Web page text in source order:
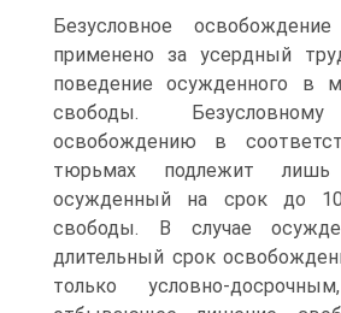
Безусловное
применено за усердный
поведение осужденного в
свободы.
освобождению в
тюрьмах подлежит лишь
осужденный на срок до
свободы. В случае
длительный срок
только условно-